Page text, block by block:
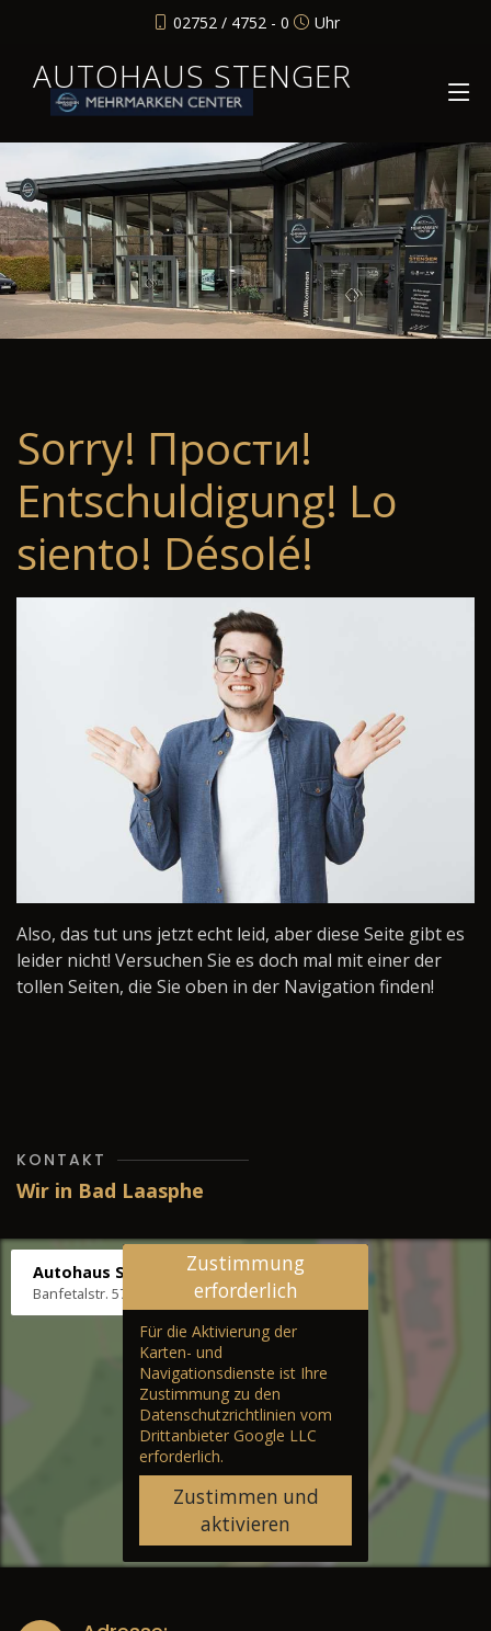
02752 / 4752 - 0 Uhr
AUTOHAUS STENGER
Sorry! Прости!
Entschuldigung! Lo
siento! Désolé!
Also, das tut uns jetzt echt leid, aber diese Seite gibt es
leider nicht! Versuchen Sie es doch mal mit einer der
tollen Seiten, die Sie oben in der Navigation finden!
KONTAKT
Wir in Bad Laasphe
Autohaus Stenger
Banfetalstr. 57, 57334 Bad Laasphe
Zustimmung
erforderlich
Für die Aktivierung der
Karten- und
Navigationsdienste ist Ihre
Zustimmung zu den
Datenschutzrichtlinien vom
Drittanbieter Google LLC
erforderlich.
Zustimmen und
aktivieren